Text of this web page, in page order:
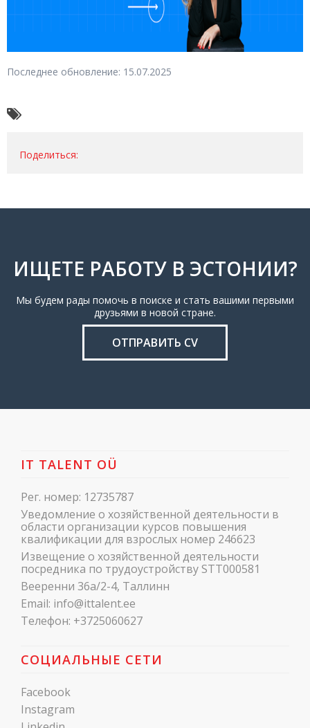
Последнее обновление: 15.07.2025
Поделиться:
ИЩЕТЕ РАБОТУ В ЭСТОНИИ?
Мы будем рады помочь в поиске и стать вашими первыми
друзьями в новой стране.
ОТПРАВИТЬ CV
IT TALENT OÜ
Рег. номер: 12735787
Уведомление о хозяйственной деятельности в
области организации курсов повышения
квалификации для взрослых номер 246623
Извещение о хозяйственной деятельности
посредника по трудоустройству STT000581
Вееренни 36a/2-4, Таллинн
Email: info@ittalent.ee
Телефон: +3725060627
СОЦИАЛЬНЫЕ СЕТИ
Facebook
Instagram